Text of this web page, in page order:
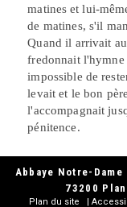
matinesetlui-
de matines, s'il
Quand il arrivait
fredonnait l'hymne
impossible de
levait et le bon
l'accompagnait
pénitence.
Abbaye Notre-
73200
Plan du site